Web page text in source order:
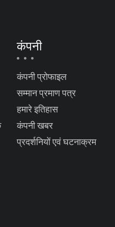
कंपनी
कंपनी प्रोफाइल
सम्मान प्रमाण पत्र
हमारे इतिहास
कंपनी खबर
प्रदर्शनियों एवं घटनाक्रम